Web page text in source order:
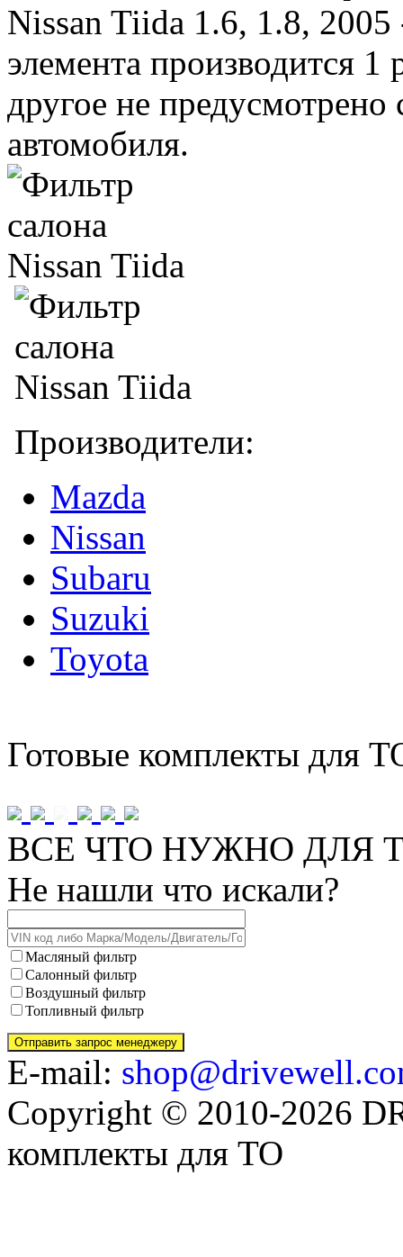
Nissan Tiida 1.6, 1.8,
элемента производится
другое не
автомобиля.
Производители:
Mazda
Nissan
Subaru
Suzuki
Toyota
Готовые комплекты для
ВСЕ ЧТО НУЖНО ДЛЯ
Не нашли что искали?
Масляный фильтр
Салонный фильтр
Воздушный фильтр
Топливный фильтр
E-mail:
Copyright © 2010-2026
комплекты для ТО